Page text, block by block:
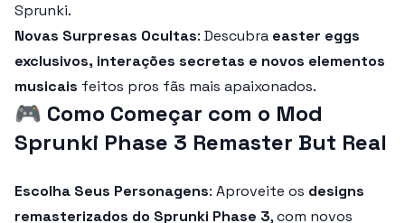
Sprunki.
Novas Surpresas Ocultas: Descubra easter eggs
exclusivos, interações secretas e novos elementos
musicais feitos pros fãs mais apaixonados.
🎮 Como Começar com o Mod
Sprunki Phase 3 Remaster But Real
Escolha Seus Personagens: Aproveite os designs
remasterizados do Sprunki Phase 3, com novos